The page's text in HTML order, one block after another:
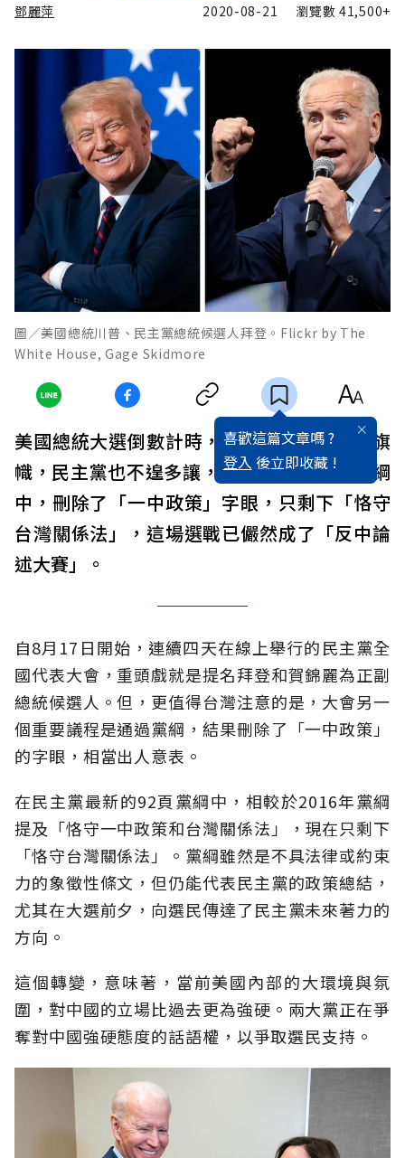
鄧麗萍 2020-08-21 瀏覽數41,500+
圖／美國總統川普、民主黨總統候選人拜登。Flickr by The
White House, Gage Skidmore
喜歡這篇文章嗎 ?
登入 後立即收藏 !
美國總統大選倒數計時，川普持續揮舞抗中旗
幟，民主黨也不遑多讓，甫通過的2020年黨綱
中，刪除了「一中政策」字眼，只剩下「恪守
台灣關係法」，這場選戰已儼然成了「反中論
述大賽」。
自8月17日開始，連續四天在線上舉行的民主黨全
國代表大會，重頭戲就是提名拜登和賀錦麗為正副
總統候選人。但，更值得台灣注意的是，大會另一
個重要議程是通過黨綱，結果刪除了「一中政策」
的字眼，相當出人意表。
在民主黨最新的92頁黨綱中，相較於2016年黨綱
提及「恪守一中政策和台灣關係法」，現在只剩下
「恪守台灣關係法」。黨綱雖然是不具法律或約束
力的象徵性條文，但仍能代表民主黨的政策總結，
尤其在大選前夕，向選民傳達了民主黨未來著力的
方向。
這個轉變，意味著，當前美國內部的大環境與氛
圍，對中國的立場比過去更為強硬。兩大黨正在爭
奪對中國強硬態度的話語權，以爭取選民支持。